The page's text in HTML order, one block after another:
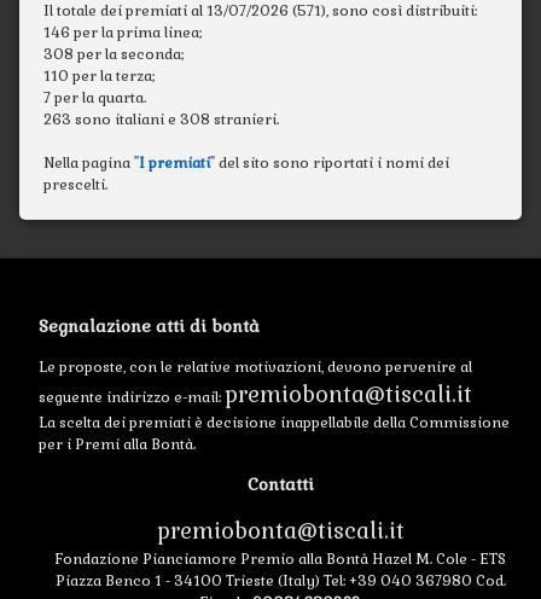
Il totale dei premiati al 13/07/2026 (571), sono così distribuiti:
146 per la prima linea;
308 per la seconda;
110 per la terza;
7 per la quarta.
263 sono italiani e 308 stranieri.
Nella pagina "I premiati" del sito sono riportati i nomi dei
prescelti.
Segnalazione atti di bontà
Le proposte, con le relative motivazioni, devono pervenire al
seguente indirizzo e-mail:premiobonta@tiscali.it
La scelta dei premiati è decisione inappellabile della Commissione
per i Premi alla Bontà.
Contatti
premiobonta@tiscali.it
Fondazione Pianciamore Premio alla Bontà Hazel M. Cole - ETS
Piazza Benco 1 - 34100 Trieste (Italy) Tel: +39 040 367980 Cod.